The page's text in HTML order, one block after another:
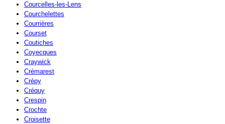
Courcelles-les-Lens
Courchelettes
Courrières
Courset
Coutiches
Coyecques
Craywick
Crémarest
Crépy
Créquy
Crespin
Crochte
Croisette